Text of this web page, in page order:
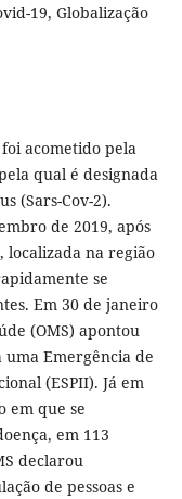
19, Globalização
acometido pela
qual é designada
(Sars-Cov-2).
de 2019, após
localizada na região
se
Em 30 de janeiro
(OMS) apontou
uma Emergência de
(ESPII). Já em
em que se
em 113
declarou
de pessoas e